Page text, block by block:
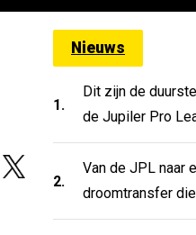
Nieuws
1.
Dit zijn de
de Jupiler Pro
2.
Van de JPL naar
droomtransfer